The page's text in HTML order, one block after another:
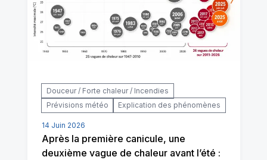
Douceur / Forte chaleur / Incendies
Prévisions météo
Explication des phénomènes
14 Juin 2026
Après la première canicule, une
deuxième vague de chaleur avant l’été :